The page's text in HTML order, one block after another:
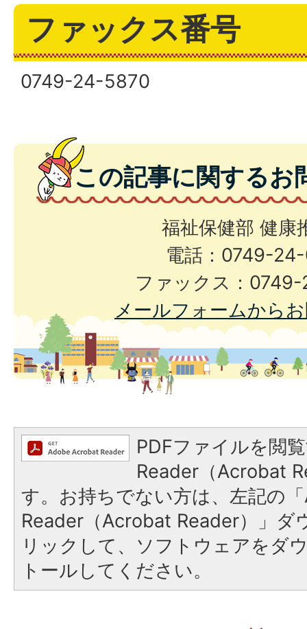
ファックス番号
0749-24-5870
この記事に関するお
福祉保健部 健康
電話：0749-
ファックス：
メールフォームから
PDFファイルを閲
Reader（Acrobat
す。お持ちでない方は、左記の
Reader（Acrobat Reader）」ダ
リックして、ソフトウェアをダ
トールしてください。